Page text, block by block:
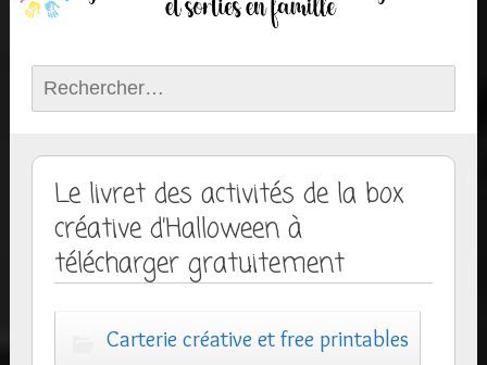
Rechercher :
Le livret des activités de la box
créative d’Halloween à
télécharger gratuitement
Carterie créative et free printables